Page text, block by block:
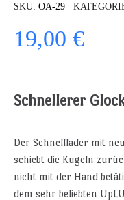
SKU OA-29
19,00 €
Schnellerer
Der Schnelllader mit
schiebt die Kugeln
nicht mit der Hand
dem sehr beliebten